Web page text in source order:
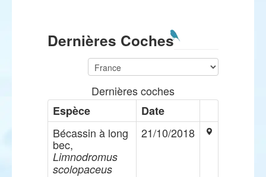
Dernières Coches
Dernières coches
Espèce
Date
Bécassin à long
bec,
Limnodromus
scolopaceus
21/10/2018